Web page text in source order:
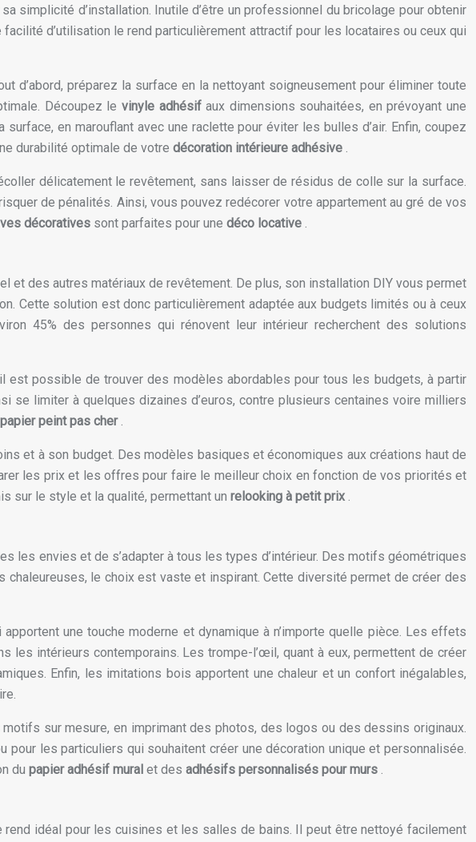
simplicité d’installation. Inutile d’être un professionnel du bricolage pour obtenir
d’utilisation le rend particulièrement attractif pour les locataires ou ceux qui
d’abord, préparez la surface en la nettoyant soigneusement pour éliminer toute
Découpez le vinyle adhésifaux dimensions souhaitées, en prévoyant une
surface, en marouflant avec une raclette pour éviter les bulles d’air. Enfin, coupez
durabilité optimale de votre décoration intérieure adhésive .
délicatement le revêtement, sans laisser de résidus de colle sur la surface.
de pénalités. Ainsi, vous pouvez redécorer votre appartement au gré de vos
décoratives sont parfaites pour une déco locative .
et des autres matériaux de revêtement. De plus, son installation DIY vous permet
Cette solution est donc particulièrement adaptée aux budgets limités ou à ceux
45% des personnes qui rénovent leur intérieur recherchent des solutions
possible de trouver des modèles abordables pour tous les budgets, à partir
se limiter à quelques dizaines d’euros, contre plusieurs centaines voire milliers
papier peint pas cher.
et à son budget. Des modèles basiques et économiques aux créations haut de
les prix et les offres pour faire le meilleur choix en fonction de vos priorités et
sur le style et la qualité, permettant un relooking à petit prix.
les envies et de s’adapter à tous les types d’intérieur. Des motifs géométriques
le choix est vaste et inspirant. Cette diversité permet de créer des
une touche moderne et dynamique à n’importe quelle pièce. Les effets
les intérieurs contemporains. Les trompe-l’œil, quant à eux, permettent de créer
Enfin, les imitations bois apportent une chaleur et un confort inégalables,
sur mesure, en imprimant des photos, des logos ou des dessins originaux.
les particuliers qui souhaitent créer une décoration unique et personnalisée.
du papier adhésif mural et des adhésifs personnalisés pour murs .
rend idéal pour les cuisines et les salles de bains. Il peut être nettoyé facilement